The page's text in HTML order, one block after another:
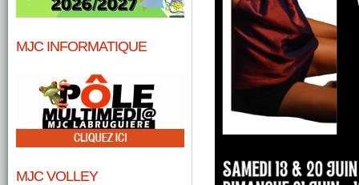
MJC INFORMATIQUE
MJC VOLLEY